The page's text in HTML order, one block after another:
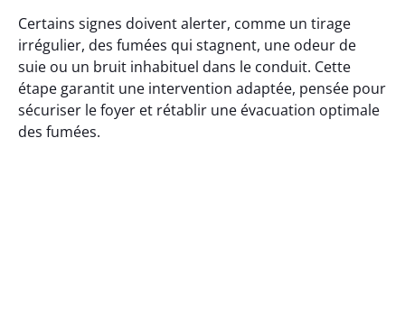
Certains signes doivent alerter, comme un tirage
irrégulier, des fumées qui stagnent, une odeur de
suie ou un bruit inhabituel dans le conduit. Cette
étape garantit une intervention adaptée, pensée pour
sécuriser le foyer et rétablir une évacuation optimale
des fumées.